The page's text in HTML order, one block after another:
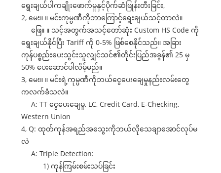
ရွေးချယ်ပါကချိုးဖောက်မှုနှင့်ပိုက်ဆံဖြုန်းတီးခြင်း,
2, မေး။ ။ မင်းကုမ္ပဏီကိုဘာကြောင့်ရွေးချယ်သင့်တာလဲ။
ဖြေ။ ။ သင့်အတွက်အသင့်တော်ဆုံး Custom HS Code ကို
ရွေးချယ်နိုင်ပြီး Tariff ကို 0-5% ဖြစ်စေနိုင်သည်။ အခြား
ကုန်ပစ္စည်းပေးသွင်းသူလျှင်သင်၏တိုင်းပြည်အခွန်၏ 25 မှ
50% ပေးဆောင်ပါလိမ့်မည်။
3, မေး။ ။ မင်းရဲ့ကုမ္ပဏီကိုဘယ်ငွေပေးချေမှုနည်းလမ်းတွေ
ကလက်ခံသလဲ။
A: TT ငွေပေးချေမှု, LC, Credit Card, E-Checking,
Western Union
4, Q: ထုတ်ကုန်အရည်အသွေးကိုဘယ်လိုသေချာအောင်လုပ်မ
လဲ
A: Triple Detection:
1) ကုန်ကြမ်းစမ်းသပ်ခြင်း